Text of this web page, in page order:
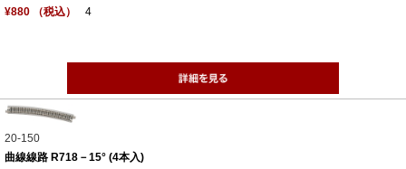
¥880 （税込）
4
20-150
曲線線路 R718－15° (4本入)